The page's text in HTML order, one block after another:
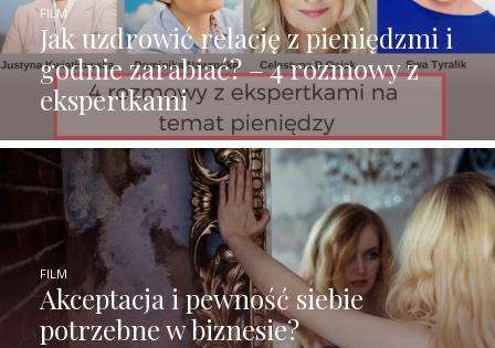
Jak uzdrowić relację z pieniędzmi i
godnie zarabiać? – 4 rozmowy z
ekspertkami
FILM
Akceptacja i pewność siebie
potrzebne w biznesie?
FILM